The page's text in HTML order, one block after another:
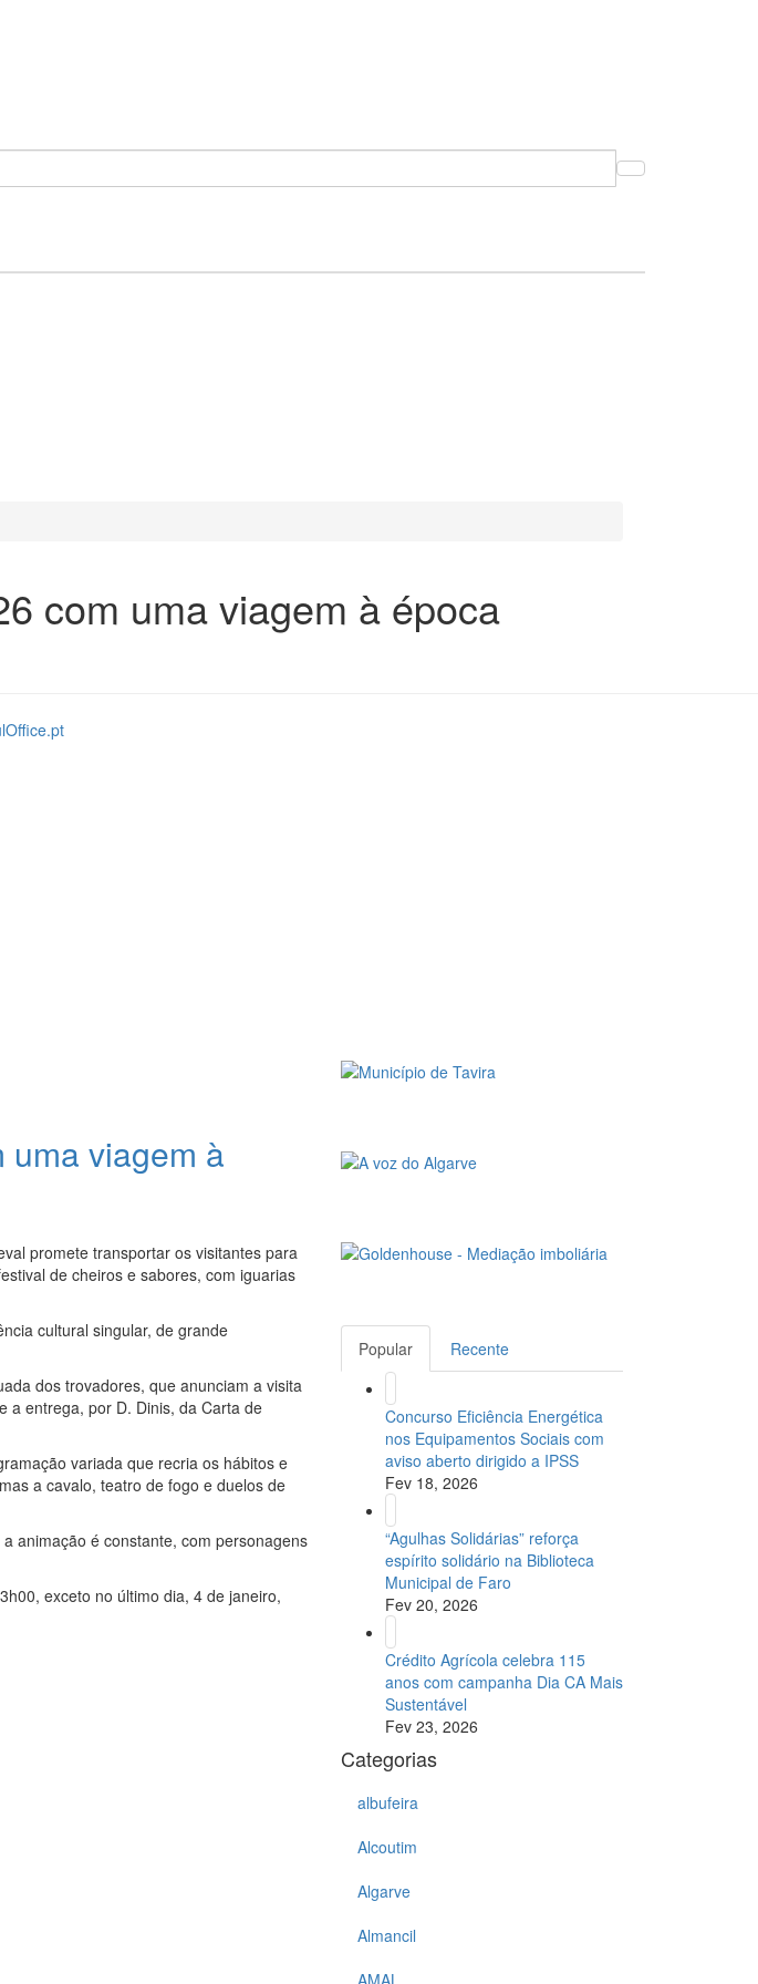
com uma viagem à época
viagem à
promete transportar os visitantes para
de cheiros e sabores, com iguarias
cultural singular, de grande
dos trovadores, que anunciam a visita
a entrega, por D. Dinis, da Carta de
variada que recria os hábitos e
a cavalo, teatro de fogo e duelos de
animação é constante, com personagens
exceto no último dia, 4 de janeiro,
Popular Recente
Concurso Eficiência Energética
nos Equipamentos Sociais com
aviso aberto dirigido a IPSS
Fev 18, 2026
“Agulhas Solidárias” reforça
espírito solidário na Biblioteca
Municipal de Faro
Fev 20, 2026
Crédito Agrícola celebra 115
anos com campanha Dia CA Mais
Sustentável
Fev 23, 2026
Categorias
albufeira
Alcoutim
Algarve
Almancil